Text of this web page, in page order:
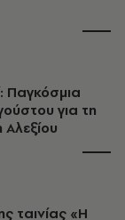
Παγκόσμια
για τη
Αλεξίου
ταινίας «Η